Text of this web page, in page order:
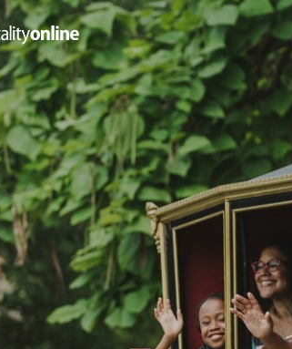
d'Entretien